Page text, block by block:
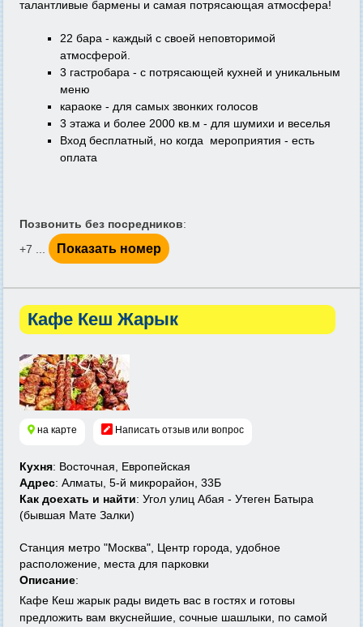
талантливые бармены и самая потрясающая атмосфера!
22 бара - каждый с своей неповторимой
атмосферой.
3 гастробара - с потрясающей кухней и уникальным
меню
караоке - для самых звонких голосов
3 этажа и более 2000 кв.м - для шумихи и веселья
Вход бесплатный, но когда мероприятия - есть
оплата
Позвонить без посредников:
+7 ...
Показать номер
Кафе Кеш Жарык
на карте Написать отзыв или вопрос
Кухня: Восточная, Европейская
Адрес: Алматы, 5-й микрорайон, 33Б
Как доехать и найти: Угол улиц Абая - Утеген Батыра
(бывшая Мате Залки)
Станция метро "Москва", Центр города, удобное
расположение, места для парковки
Описание:
Кафе Кеш жарык рады видеть вас в гостях и готовы
предложить вам вкуснейшие, сочные шашлыки, по самой